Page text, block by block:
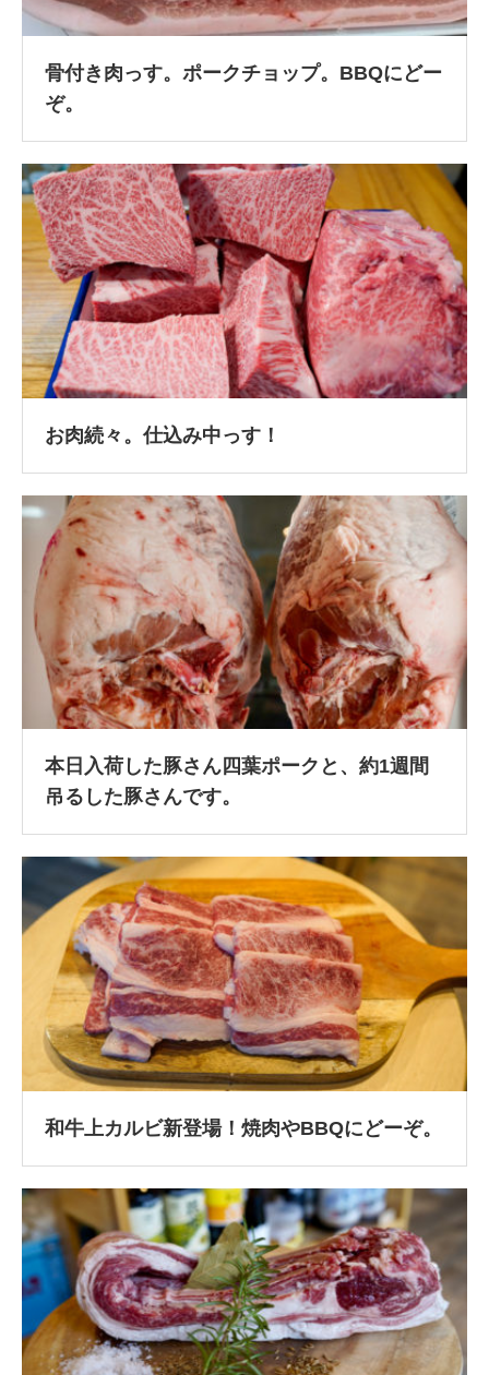
骨付き肉っす。ポークチョップ。BBQにどー
ぞ。
お肉続々。仕込み中っす！
本日入荷した豚さん四葉ポークと、約1週間
吊るした豚さんです。
和牛上カルビ新登場！焼肉やBBQにどーぞ。